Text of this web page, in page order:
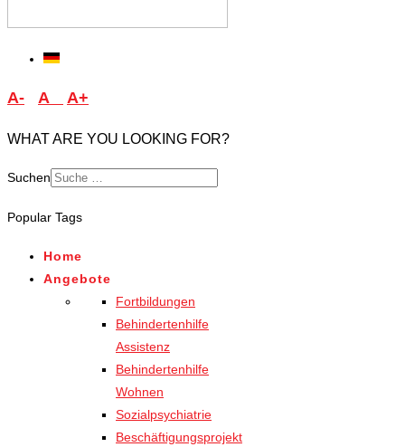
A- A A+
WHAT ARE YOU LOOKING FOR?
Suchen
for results.
Popular Tags
Home
Angebote
Fortbildungen
Behindertenhilfe
Assistenz
Behindertenhilfe
Wohnen
Sozialpsychiatrie
Beschäftigungsprojekt